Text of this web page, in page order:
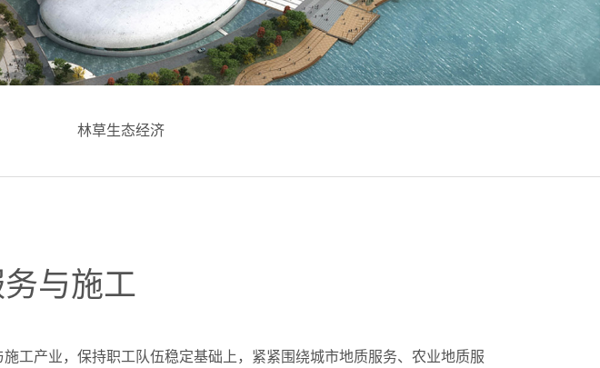
林草生态经济
与施工
工产业，保持职工队伍稳定基础上，紧紧围绕城市地质服务、农业地质服